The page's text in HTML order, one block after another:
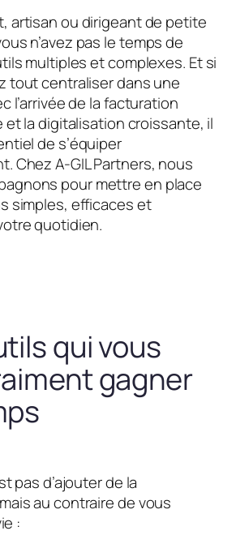
artisan ou dirigeant de petite
n’avez pas le temps de
multiples et complexes. Et si
tout centraliser dans une
l’arrivée de la facturation
la digitalisation croissante, il
de s’équiper
Chez A-GIL Partners, nous
pour mettre en place
simples, efficaces et
quotidien.
qui vous
gagner
pas d’ajouter de la
au contraire de vous
: